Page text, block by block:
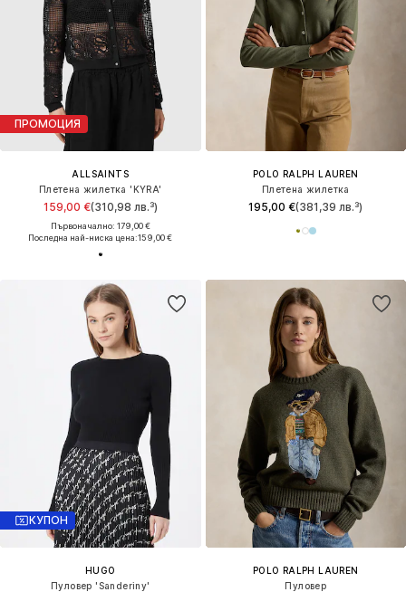
ПРОМОЦИЯ
ALLSAINTS
Плетена жилетка 'KYRA'
159,00 €(310,98 лв.³)
Първоначално: 179,00 €
Последна най-ниска цена:159,00 €
POLO RALPH LAUREN
Плетена жилетка
195,00 €(381,39 лв.³)
КУПОН
HUGO
Пуловер 'Sanderiny'
POLO RALPH LAUREN
Пуловер